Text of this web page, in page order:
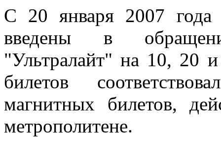
С 20 января 2007 года
введены в
"Ультралайт" на 10, 20
билетов
магнитных билетов,
метрополитене.